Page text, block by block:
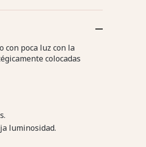
con poca luz con la
colocadas
luminosidad.